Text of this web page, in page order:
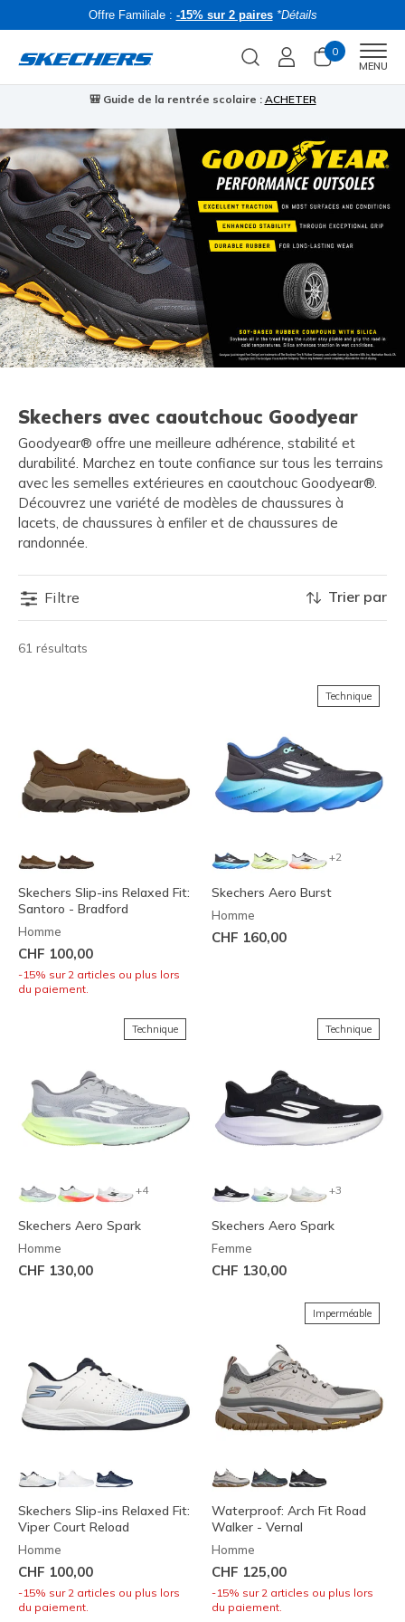
Offre Familiale : -15% sur 2 paires *Détails
0
MENU
🎒 Guide de la rentrée scolaire : ACHETER
Skechers avec caoutchouc Goodyear
Goodyear® offre une meilleure adhérence, stabilité et
durabilité. Marchez en toute confiance sur tous les terrains
avec les semelles extérieures en caoutchouc Goodyear®.
Découvrez une variété de modèles de chaussures à
lacets, de chaussures à enfiler et de chaussures de
randonnée.
Filtre
61 résultats
Trier par
Skechers Slip-ins Relaxed Fit:
Santoro - Bradford
Homme
CHF 100,00
-15% sur 2 articles ou plus lors
du paiement.
Technique
+2
Skechers Aero Burst
Homme
CHF 160,00
Technique
+4
Skechers Aero Spark
Homme
CHF 130,00
Technique
+3
Skechers Aero Spark
Femme
CHF 130,00
Skechers Slip-ins Relaxed Fit:
Viper Court Reload
Homme
CHF 100,00
-15% sur 2 articles ou plus lors
du paiement.
Imperméable
Waterproof: Arch Fit Road
Walker - Vernal
Homme
CHF 125,00
-15% sur 2 articles ou plus lors
du paiement.